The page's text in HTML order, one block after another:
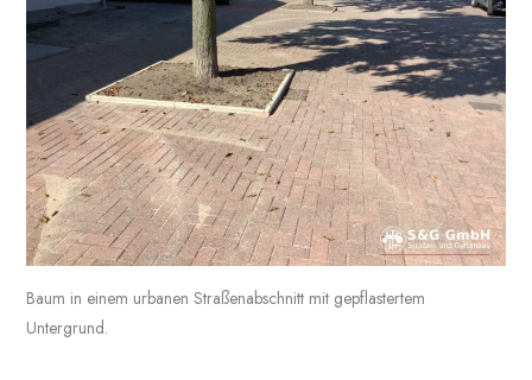
Baum in einem urbanen Straßenabschnitt mit gepflastertem
Untergrund.